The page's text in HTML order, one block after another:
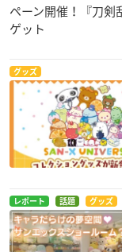
ペーン開催！『刀剣
ゲット
グッズ
レポート 話題 グッズ